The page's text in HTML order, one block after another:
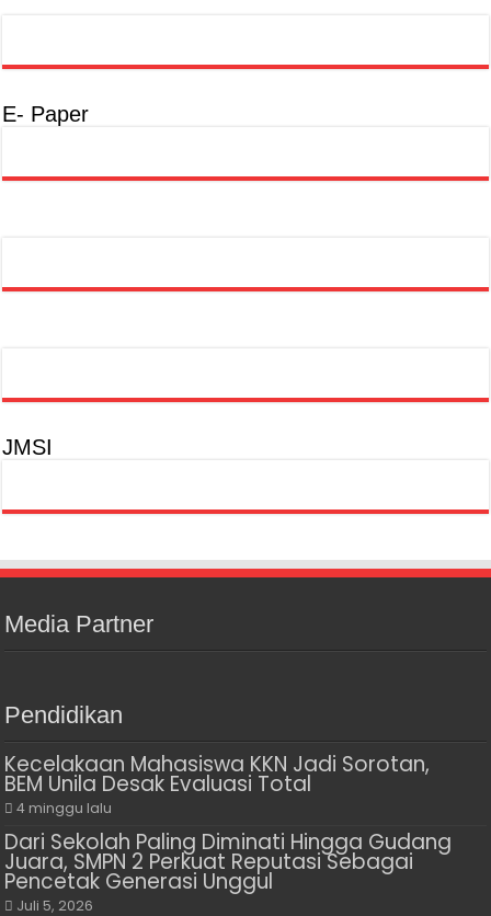
E- Paper
JMSI
Media Partner
Pendidikan
Kecelakaan Mahasiswa KKN Jadi Sorotan,
BEM Unila Desak Evaluasi Total
4 minggu lalu
Dari Sekolah Paling Diminati Hingga Gudang
Juara, SMPN 2 Perkuat Reputasi Sebagai
Pencetak Generasi Unggul
Juli 5, 2026